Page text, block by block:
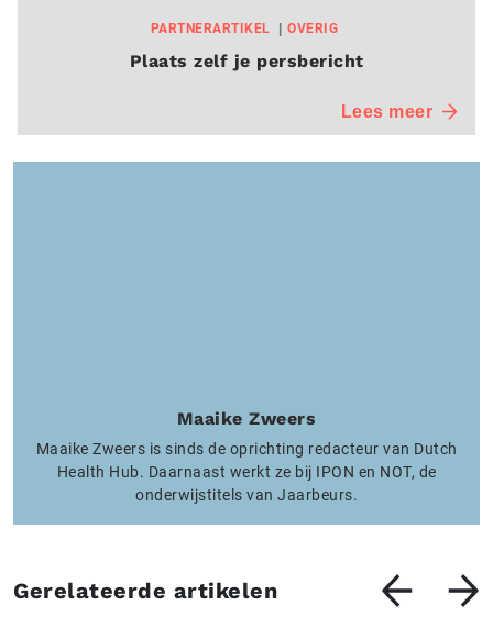
PARTNERARTIKEL OVERIG
Plaats zelf je persbericht
Lees meer
Maaike Zweers
Maaike Zweers is sinds de oprichting redacteur van Dutch
Health Hub. Daarnaast werkt ze bij IPON en NOT, de
onderwijstitels van Jaarbeurs.
Gerelateerde artikelen